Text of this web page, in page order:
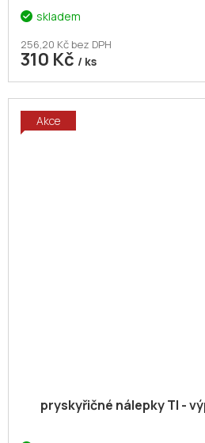
skladem
256,20 Kč bez DPH
310 Kč / ks
Akce
pryskyřičné nálepky TI -